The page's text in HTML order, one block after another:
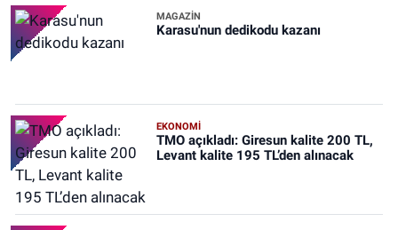
MAGAZİN
Karasu'nun dedikodu kazanı
EKONOMİ
TMO açıkladı: Giresun kalite 200 TL,
Levant kalite 195 TL’den alınacak